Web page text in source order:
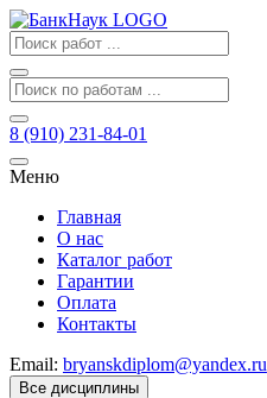
8 (910) 231-84-01
Меню
Главная
О нас
Каталог работ
Гарантии
Оплата
Контакты
Email: bryanskdiplom@yandex.ru
Все дисциплины